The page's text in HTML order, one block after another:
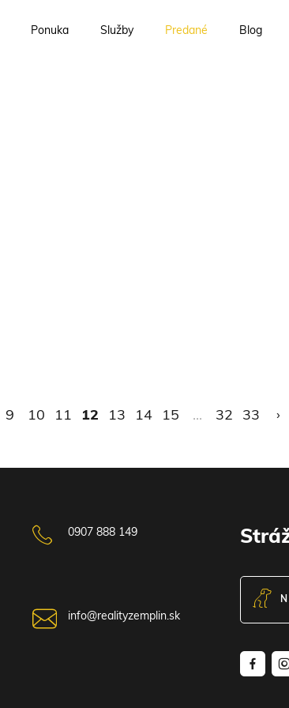
Ponuka Služby Predané Blog
9 10 11 12 13 14 15 ... 32 33 ›
0907 888 149
info@realityzemplin.sk